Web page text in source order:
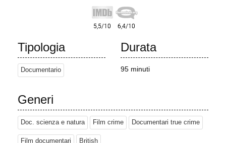
Tipologia
Documentario
Durata
95 minuti
Generi
Doc. scienza e natura Film crime Documentari true crime
Film documentari British